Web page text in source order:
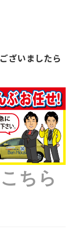
ざいましたら
ちら